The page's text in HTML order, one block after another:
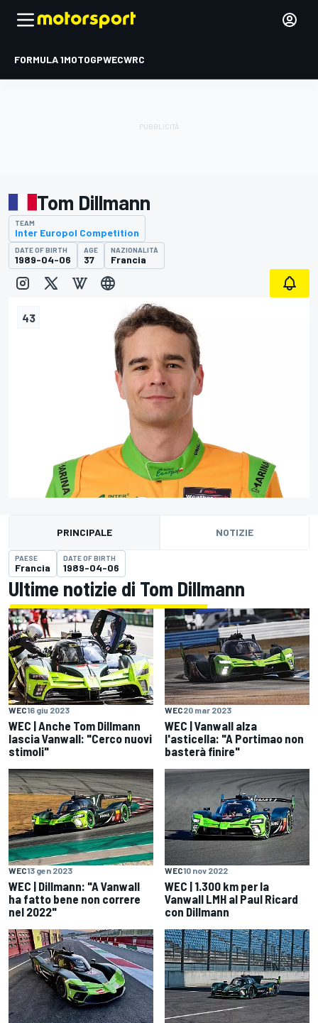
FORMULA 1MOTOGPWECWRC
43
Tom Dillmann
TEAM
Inter Europol Competition
DATE OF BIRTH
1989-04-06
AGE
37
NAZIONALITÀ
Francia
PRINCIPALE NOTIZIE
PAESE
Francia
DATE OF BIRTH
1989-04-06
Ultime notizie di Tom Dillmann
WEC16 giu 2023
WEC | Anche Tom Dillmann
lascia Vanwall: "Cerco nuovi
stimoli"
WEC20 mar 2023
WEC | Vanwall alza
l'asticella: "A Portimao non
basterà finire"
WEC13 gen 2023
WEC | Dillmann: "A Vanwall
ha fatto bene non correre
nel 2022"
WEC10 nov 2022
WEC | 1.300 km per la
Vanwall LMH al Paul Ricard
con Dillmann